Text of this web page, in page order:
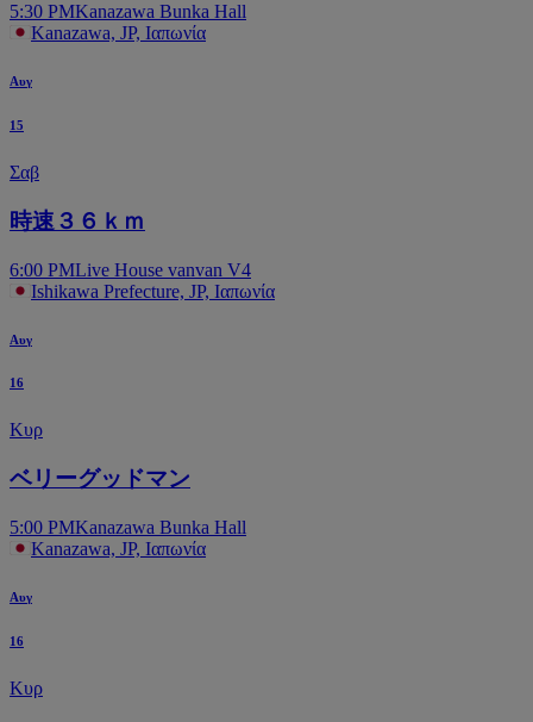
5:30 PMKanazawa Bunka Hall
Kanazawa, JP, Ιαπωνία
Αυγ
15
Σαβ
時速３６ｋｍ
6:00 PMLive House vanvan V4
Ishikawa Prefecture, JP, Ιαπωνία
Αυγ
16
Κυρ
ベリーグッドマン
5:00 PMKanazawa Bunka Hall
Kanazawa, JP, Ιαπωνία
Αυγ
16
Κυρ